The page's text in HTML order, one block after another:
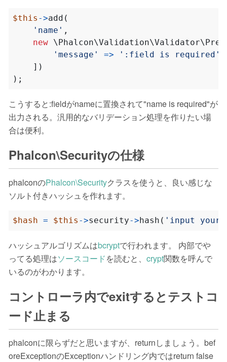
$this ->add (
'name' ,
new
'message'
=>
':field is required'
])
);
こうすると:fieldがnameに置換されて"name is required"が
出力される。汎用的なバリデーション処理を作りたい場
合は便利。
Phalcon\Securityの仕様
phalconのPhalcon\Securityクラスを使うと、良い感じな
ソルト付きハッシュを作れます。
$hash = $this ->security->hash ( 'input your
ハッシュアルゴリズムはbcryptで行われます。 内部でや
ってる処理はソースコードを読むと、 crypt関数を呼んで
いるのがわかります。
コントローラ内でexitするとテストコ
ード止まる
phalconに限らずだと思いますが、returnしましょう。bef
oreExceptionのExceptionハンドリング内ではreturn false